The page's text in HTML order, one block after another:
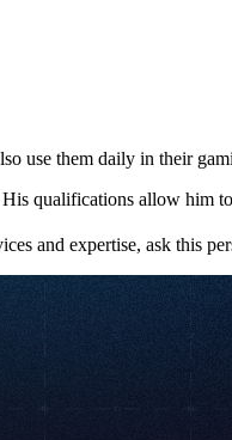
use them daily in their
qualifications allow him
and expertise, ask this